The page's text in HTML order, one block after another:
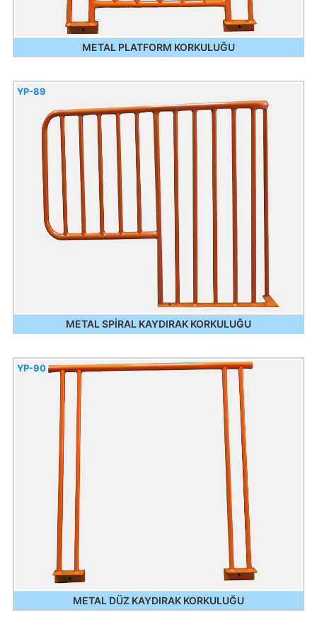
METAL PLATFORM KORKULUĞU
METAL SPİRAL KAYDIRAK KORKULUĞU
YP-89
METAL DÜZ KAYDIRAK KORKULUĞU
YP-90